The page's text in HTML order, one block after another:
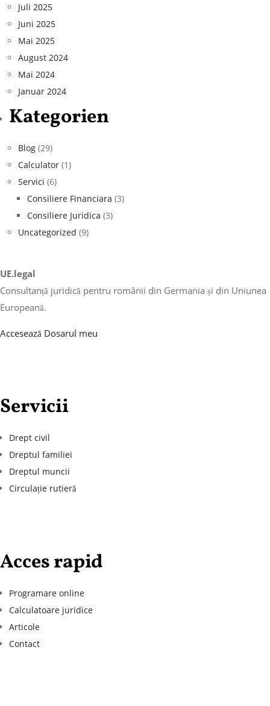
Juli 2025
Juni 2025
Mai 2025
August 2024
Mai 2024
Januar 2024
Kategorien
Blog (29)
Calculator (1)
Servici (6)
Consiliere Financiara (3)
Consiliere Juridica (3)
Uncategorized (9)
UE.legal
Consultanță juridică pentru românii din Germania și din Uniunea
Europeană.
Accesează Dosarul meu
Servicii
Drept civil
Dreptul familiei
Dreptul muncii
Circulație rutieră
Acces rapid
Programare online
Calculatoare juridice
Articole
Contact